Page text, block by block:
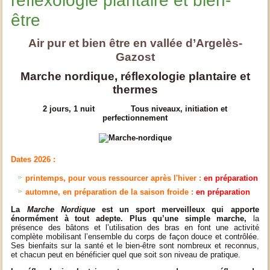
être
Air pur et bien être en vallée d’Argelès-
Gazost
Marche nordique, réflexologie plantaire et
thermes
2 jours, 1 nuit Tous niveaux, initiation et
perfectionnement
Dates 2026 :
printemps, pour vous ressourcer après l'hiver :en préparation
automne, en préparation de la saison froide :en préparation
La Marche Nordique est un sport merveilleux qui apporte
énormément à tout adepte. Plus qu’une simple marche,
la
présence des bâtons et l’utilisation des bras en font une activité
complète mobilisant l’ensemble du corps de façon douce et contrôlée.
Ses bienfaits sur la santé et le bien-être sont nombreux et reconnus,
et chacun peut en bénéficier quel que soit son niveau de pratique.